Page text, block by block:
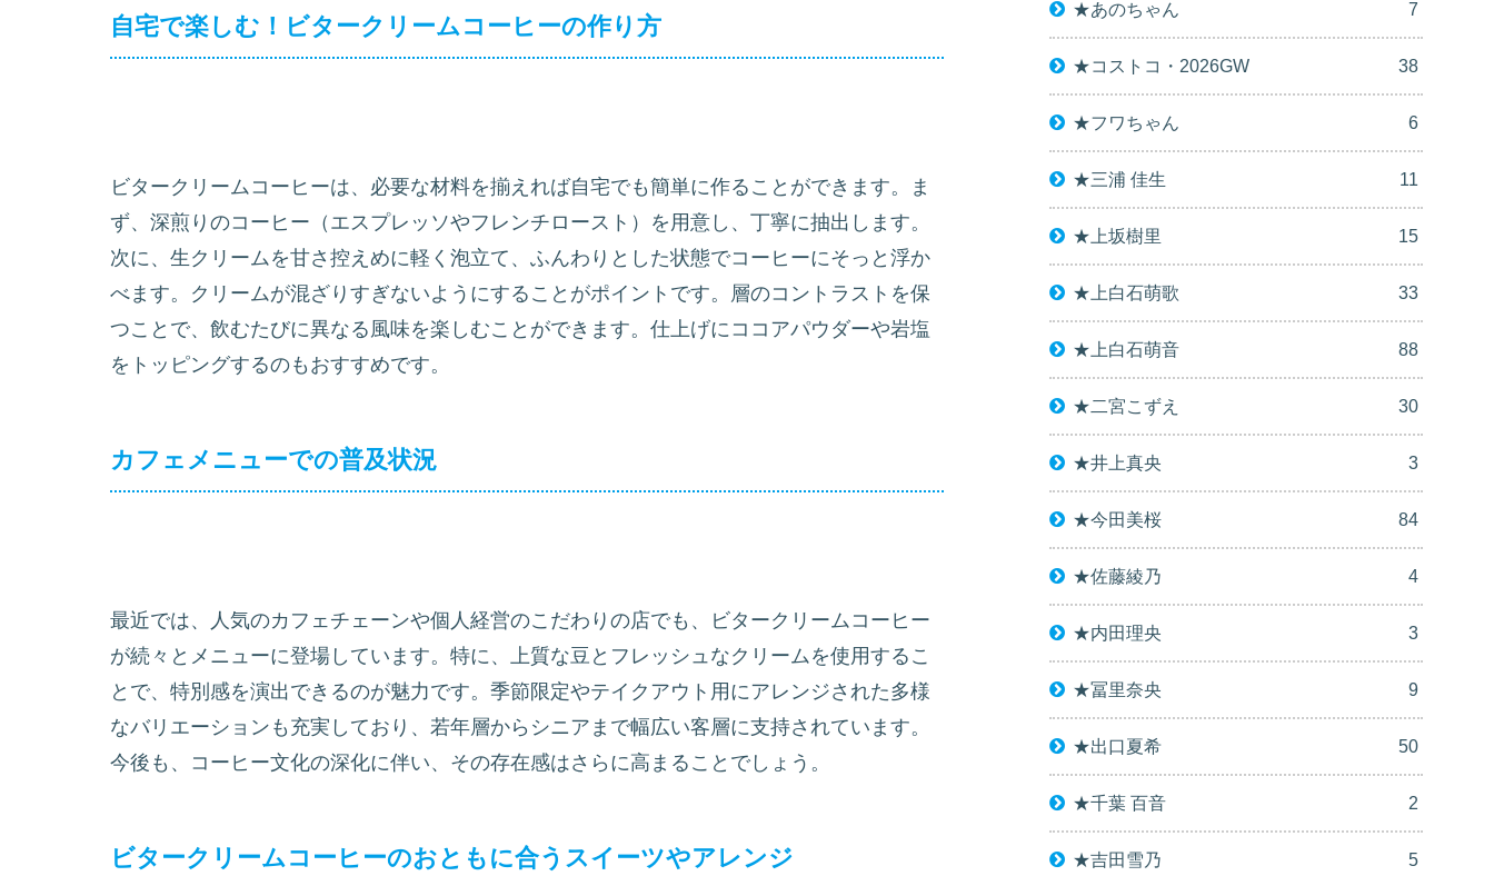
自宅で楽しむ！ビタークリームコーヒーの作り方
ビタークリームコーヒーは、必要な材料を揃えれば自宅でも簡単に作ることができます。ま
ず、深煎りのコーヒー（エスプレッソやフレンチロースト）を用意し、丁寧に抽出します。
次に、生クリームを甘さ控えめに軽く泡立て、ふんわりとした状態でコーヒーにそっと浮か
べます。クリームが混ざりすぎないようにすることがポイントです。層のコントラストを保
つことで、飲むたびに異なる風味を楽しむことができます。仕上げにココアパウダーや岩塩
をトッピングするのもおすすめです。
カフェメニューでの普及状況
最近では、人気のカフェチェーンや個人経営のこだわりの店でも、ビタークリームコーヒー
が続々とメニューに登場しています。特に、上質な豆とフレッシュなクリームを使用するこ
とで、特別感を演出できるのが魅力です。季節限定やテイクアウト用にアレンジされた多様
なバリエーションも充実しており、若年層からシニアまで幅広い客層に支持されています。
今後も、コーヒー文化の深化に伴い、その存在感はさらに高まることでしょう。
ビタークリームコーヒーのおともに合うスイーツやアレンジ
★あのちゃん 7
★コストコ・2026GW 38
★フワちゃん 6
★三浦 佳生 11
★上坂樹里 15
★上白石萌歌 33
★上白石萌音 88
★二宮こずえ 30
★井上真央 3
★今田美桜 84
★佐藤綾乃 4
★内田理央 3
★冨里奈央 9
★出口夏希 50
★千葉 百音 2
★吉田雪乃 5